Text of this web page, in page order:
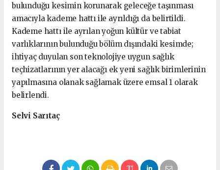
bulunduğu kesimin korunarak geleceğe taşınması
amacıyla kademe hattı ile ayrıldığı da belirtildi.
Kademe hattı ile ayrılan yoğun kültür ve tabiat
varlıklarının bulunduğu bölüm dışındaki kesimde;
ihtiyaç duyulan son teknolojiye uygun sağlık
teçhizatlarının yer alacağı ek yeni sağlık birimlerinin
yapılmasına olanak sağlamak üzere emsal 1 olarak
belirlendi.
Selvi Sarıtaç